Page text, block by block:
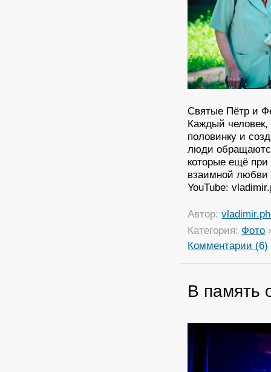
Святые Пётр и
Каждый
половинку и
люди
которые ещё
взаимной любви
YouTube:
Автор:
Категория: Фото
Комментарии (6)
В память